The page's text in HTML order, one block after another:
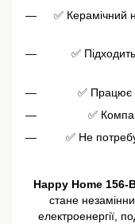
✅ Керамічний
✅
✅ Працює
✅
✅ Не
Happy Home 156-
стане
електроенергії,